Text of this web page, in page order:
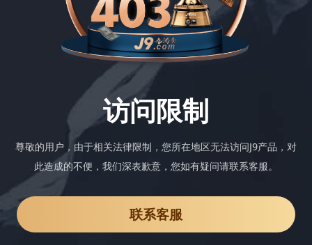
访问限制
尊敬的用户，由于相关法律限制，您所在地区无法访问J9产品，对
此造成的不便，我们深表歉意，您如有疑问请联系客服。
联系客服